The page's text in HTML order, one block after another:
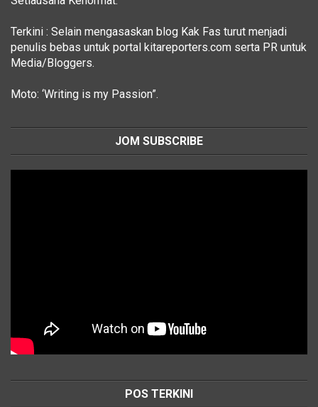
Terkini : Selain mengasaskan blog Kak Fas turut menjadi
penulis bebas untuk portal kitareporters.com serta PR untuk
Media/Bloggers.
Moto: ‘Writing is my Passion”.
JOM SUBSCRIBE
POS TERKINI